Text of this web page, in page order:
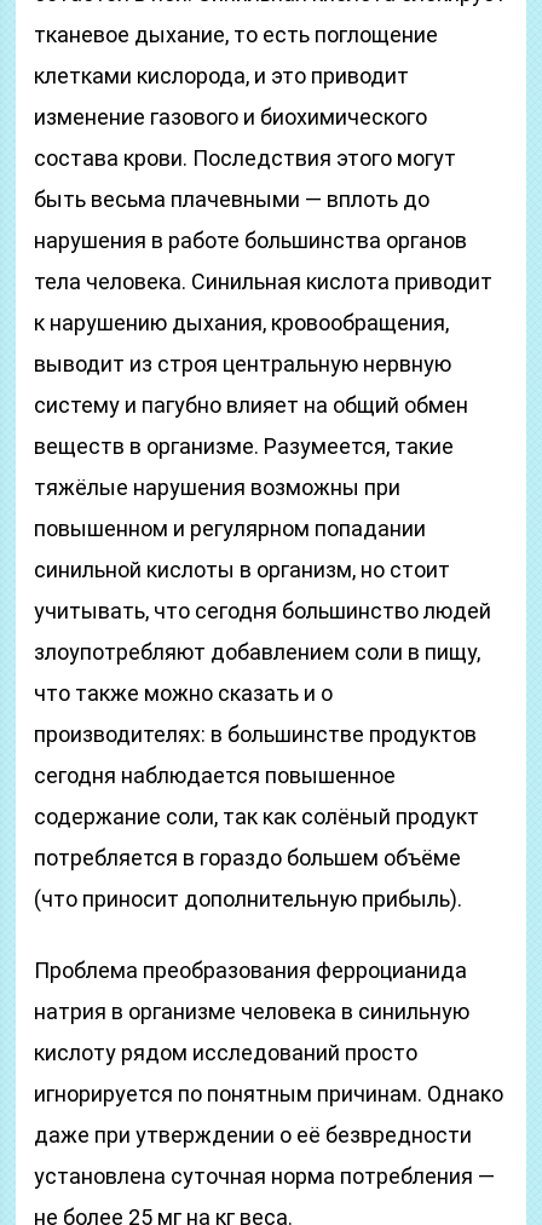
тканевое дыхание, то есть поглощение
клетками кислорода, и это приводит
изменение газового и биохимического
состава крови. Последствия этого могут
быть весьма плачевными — вплоть до
нарушения в работе большинства органов
тела человека. Синильная кислота приводит
к нарушению дыхания, кровообращения,
выводит из строя центральную нервную
систему и пагубно влияет на общий обмен
веществ в организме. Разумеется, такие
тяжёлые нарушения возможны при
повышенном и регулярном попадании
синильной кислоты в организм, но стоит
учитывать, что сегодня большинство людей
злоупотребляют добавлением соли в пищу,
что также можно сказать и о
производителях: в большинстве продуктов
сегодня наблюдается повышенное
содержание соли, так как солёный продукт
потребляется в гораздо большем объёме
(что приносит дополнительную прибыль).
Проблема преобразования ферроцианида
натрия в организме человека в синильную
кислоту рядом исследований просто
игнорируется по понятным причинам. Однако
даже при утверждении о её безвредности
установлена суточная норма потребления —
не более 25 мг на кг веса.